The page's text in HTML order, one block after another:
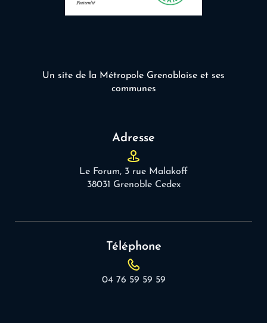
Un site de la Métropole Grenobloise et ses
communes
Adresse
Le Forum, 3 rue Malakoff
38031 Grenoble Cedex
Téléphone
04 76 59 59 59